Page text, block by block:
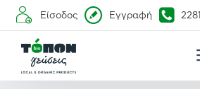
Είσοδος Εγγραφή